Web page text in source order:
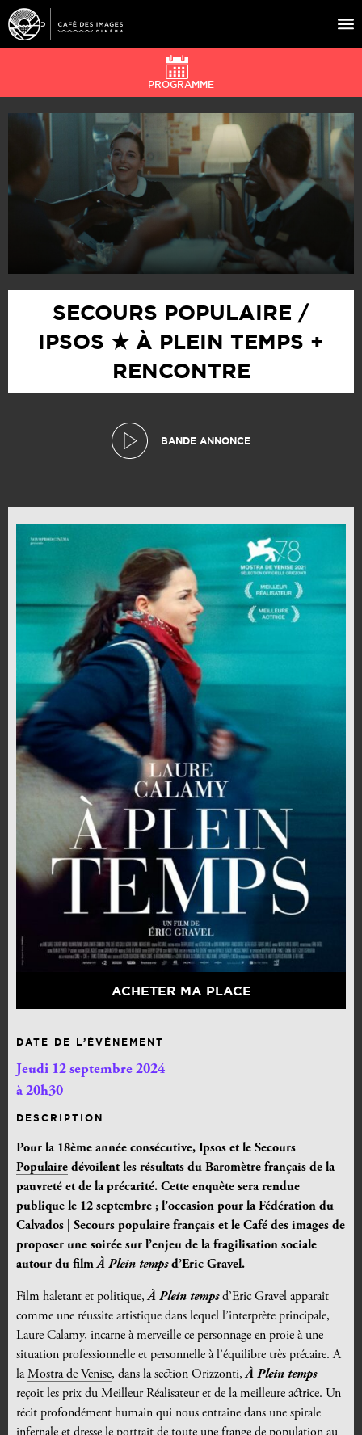
À L’AFFICHE
ÉVÉNEMENTS
CAFÉ DU CINÉ
PRATIQUE
ÉDUCATION AUX IMAGES
PROGRAMME
SECOURS POPULAIRE /
IPSOS ★ À PLEIN TEMPS +
RENCONTRE
BANDE ANNONCE
ACHETER MA PLACE
DATE DE L’ÉVÉNEMENT
Jeudi 12 septembre 2024
à 20h30
DESCRIPTION
Pour la 18ème année consécutive, Ipsos et le Secours
Populaire dévoilent les résultats du Baromètre français de la
pauvreté et de la précarité. Cette enquête sera rendue
publique le 12 septembre ; l’occasion pour la Fédération du
Calvados | Secours populaire français et le Café des images de
proposer une soirée sur l’enjeu de la fragilisation sociale
autour du filmÀ Plein tempsd’Eric Gravel.
Film haletant et politique,À Plein tempsd’Eric Gravel apparaît
comme une réussite artistique dans lequel l’interprète principale,
Laure Calamy, incarne à merveille ce personnage en proie à une
situation professionnelle et personnelle à l’équilibre très précaire. A
laMostra de Venise, dans la section Orizzonti,À Plein temps
reçoit les prix du Meilleur Réalisateur et de la meilleure actrice. Un
récit profondément humain qui nous entraine dans une spirale